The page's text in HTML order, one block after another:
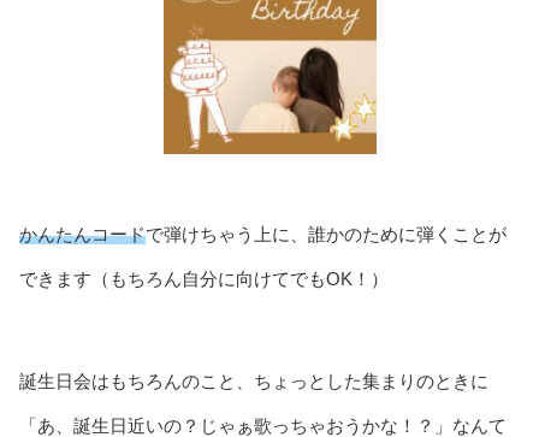
かんたんコードで弾けちゃう上に、誰かのために弾くことが
できます（もちろん自分に向けてでもOK！）
誕生日会はもちろんのこと、ちょっとした集まりのときに
「あ、誕生日近いの？じゃぁ歌っちゃおうかな！？」なんて